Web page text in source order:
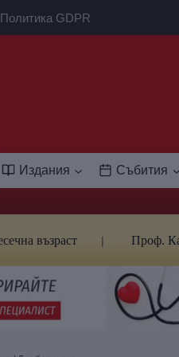
Политика GDPR
Издания Събития
Проф.